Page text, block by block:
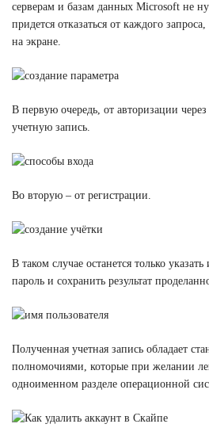
серверам и базам данных Microsoft не
придется отказаться от каждого
на экране.
В первую очередь, от авторизации
учетную запись.
Во вторую – от регистрации.
В таком случае останется только
пароль и сохранить результат
Полученная учетная запись обладает
полномочиями, которые при желании
одноименном разделе операционной